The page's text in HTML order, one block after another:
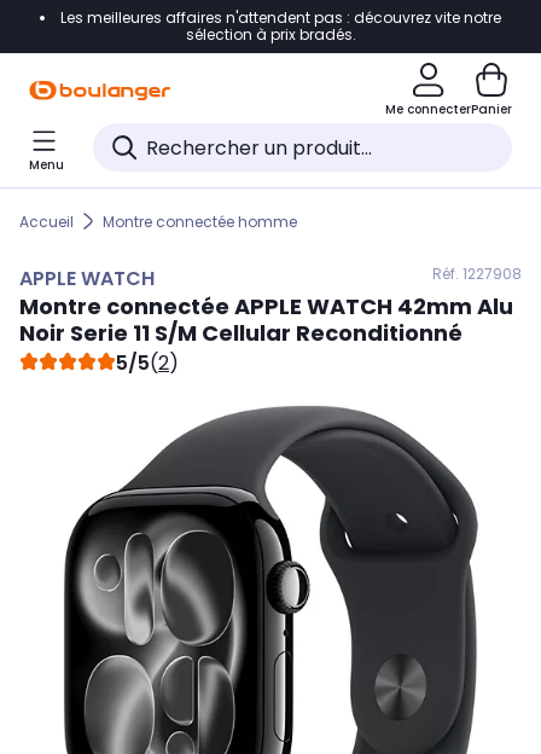
Accéder directement à la navigation
Accéder directement au pied de page
Accéder directement au chatbot
Les meilleures affaires n'attendent pas : découvrez vite notre
sélection à prix bradés.
Me connecterPanier
Menu
Accueil Montre connectée homme
APPLE WATCH Réf. 1227908
Montre connectée APPLE WATCH 42mm Alu
Noir Serie 11 S/M Cellular Reconditionné
5/5(2)